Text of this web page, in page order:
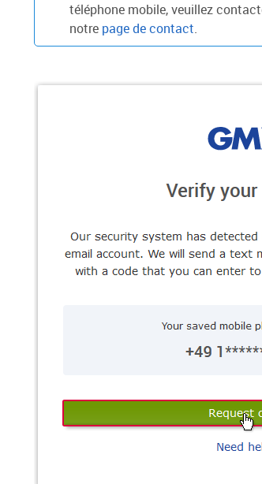
téléphone mobile, veuillez
notre page de contact.